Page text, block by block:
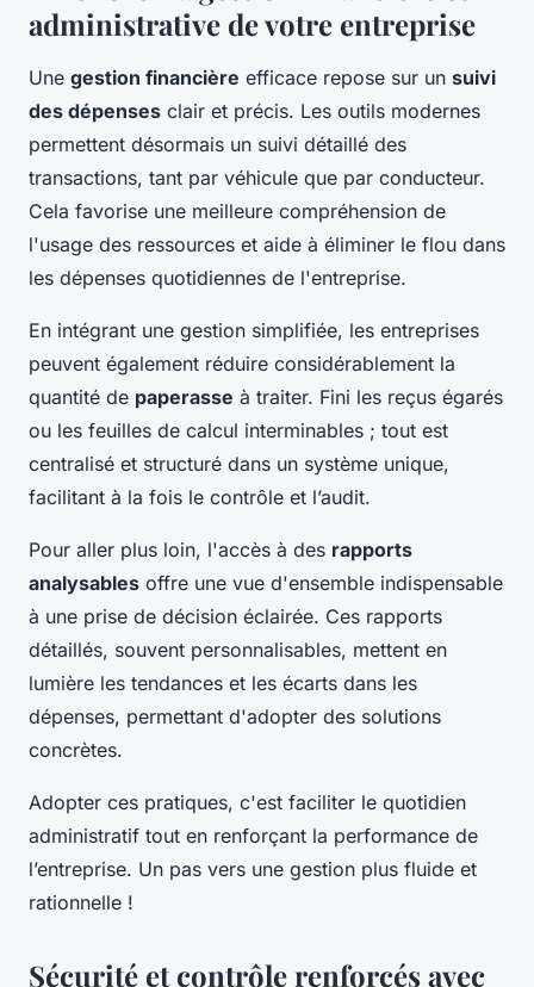
administrative de votre entreprise
Une gestion financière efficace repose sur un suivi
des dépenses clair et précis. Les outils modernes
permettent désormais un suivi détaillé des
transactions, tant par véhicule que par conducteur.
Cela favorise une meilleure compréhension de
l'usage des ressources et aide à éliminer le flou dans
les dépenses quotidiennes de l'entreprise.
En intégrant une gestion simplifiée, les entreprises
peuvent également réduire considérablement la
quantité de paperasse à traiter. Fini les reçus égarés
ou les feuilles de calcul interminables ; tout est
centralisé et structuré dans un système unique,
facilitant à la fois le contrôle et l’audit.
Pour aller plus loin, l'accès à des rapports
analysables offre une vue d'ensemble indispensable
à une prise de décision éclairée. Ces rapports
détaillés, souvent personnalisables, mettent en
lumière les tendances et les écarts dans les
dépenses, permettant d'adopter des solutions
concrètes.
Adopter ces pratiques, c'est faciliter le quotidien
administratif tout en renforçant la performance de
l’entreprise. Un pas vers une gestion plus fluide et
rationnelle !
Sécurité et contrôle renforcés avec